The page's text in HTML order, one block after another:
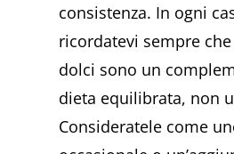
consistenza. In ogni
ricordatevi sempre
dolci sono un
dieta equilibrata, non
Consideratele come